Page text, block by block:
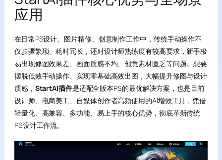
应用
在日常PS设计、图片精修、创意制作工作中，传统手动操作不
仅步骤繁琐、耗时冗长，还对设计师熟练度有较高要求，新手极
易出现修图效果差、画面质感不均、创意素材匮乏等问题。想要
摆脱低效手动操作、实现零基础高效出图，大幅提升修图与设计
质感， StartAI插件是适配全版本PS的最优解决方案，也是目前
设计师、电商美工、自媒体创作者高频使用的AI增效工具，凭借
轻量化、高兼容、多功能、易上手的核心优势，彻底革新传统
PS设计工作流。